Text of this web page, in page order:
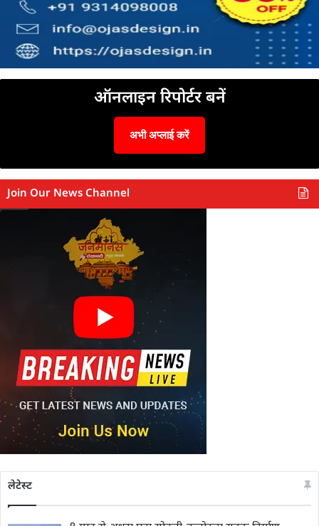
ऑनलाइन रिपोर्टर बनें
अभी अप्लाई करें
Join Our News Channel
लेटेस्ट